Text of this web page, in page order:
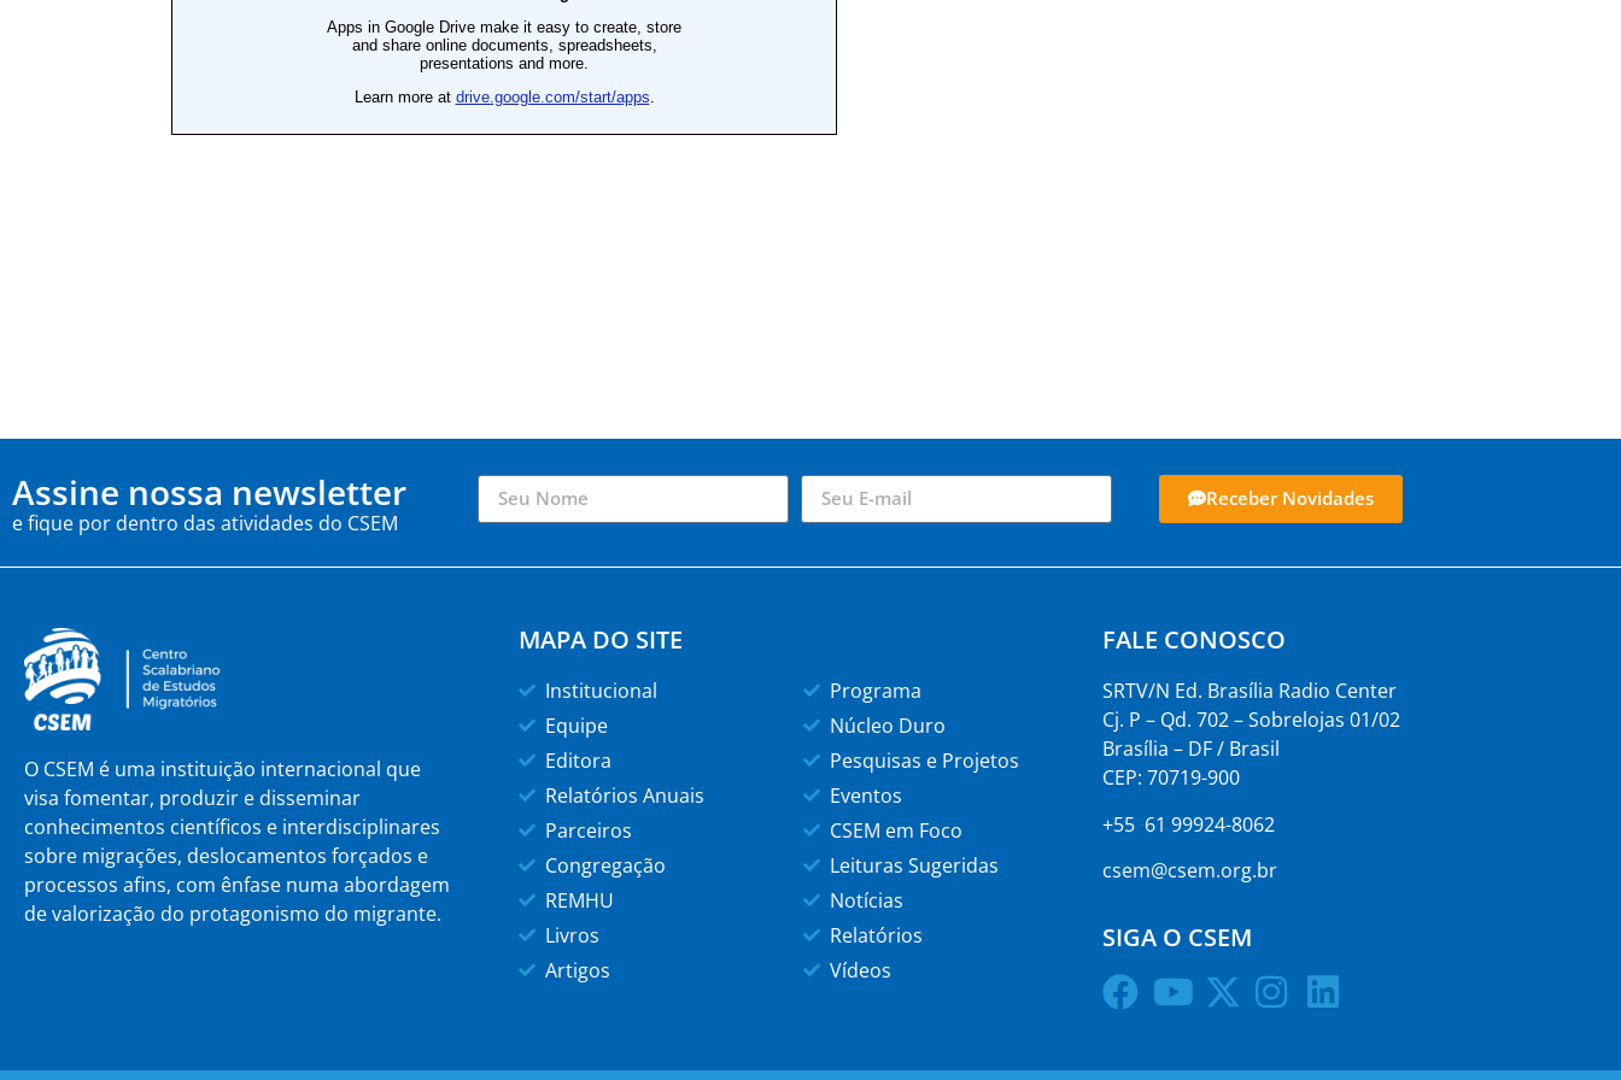
Assine nossa newsletter
e fique por dentro das atividades do CSEM
Receber Novidades
O CSEM é uma instituição internacional que
visa fomentar, produzir e disseminar
conhecimentos científicos e interdisciplinares
sobre migrações, deslocamentos forçados e
processos afins, com ênfase numa abordagem
de valorização do protagonismo do migrante.
MAPA DO SITE
Institucional
Equipe
Editora
Relatórios Anuais
Parceiros
Congregação
REMHU
Livros
Artigos
Programa
Núcleo Duro
Pesquisas e Projetos
Eventos
CSEM em Foco
Leituras Sugeridas
Notícias
Relatórios
Vídeos
FALE CONOSCO
SRTV/N Ed. Brasília Radio Center
Cj. P – Qd. 702 – Sobrelojas 01/02
Brasília – DF / Brasil
CEP: 70719-900
+55 61 99924-8062
csem@csem.org.br
SIGA O CSEM